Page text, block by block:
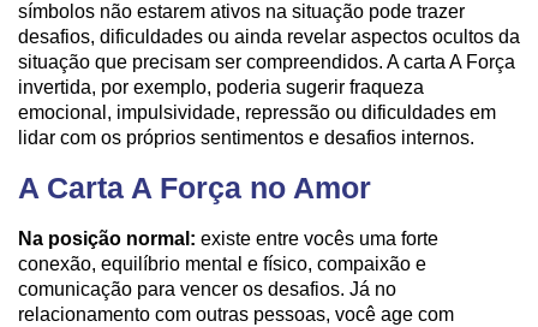
símbolos não estarem ativos na situação pode trazer
desafios, dificuldades ou ainda revelar aspectos ocultos da
situação que precisam ser compreendidos. A carta A Força
invertida, por exemplo, poderia sugerir fraqueza
emocional, impulsividade, repressão ou dificuldades em
lidar com os próprios sentimentos e desafios internos.
A Carta A Força no Amor
Na posição normal: existe entre vocês uma forte
conexão, equilíbrio mental e físico, compaixão e
comunicação para vencer os desafios. Já no
relacionamento com outras pessoas, você age com